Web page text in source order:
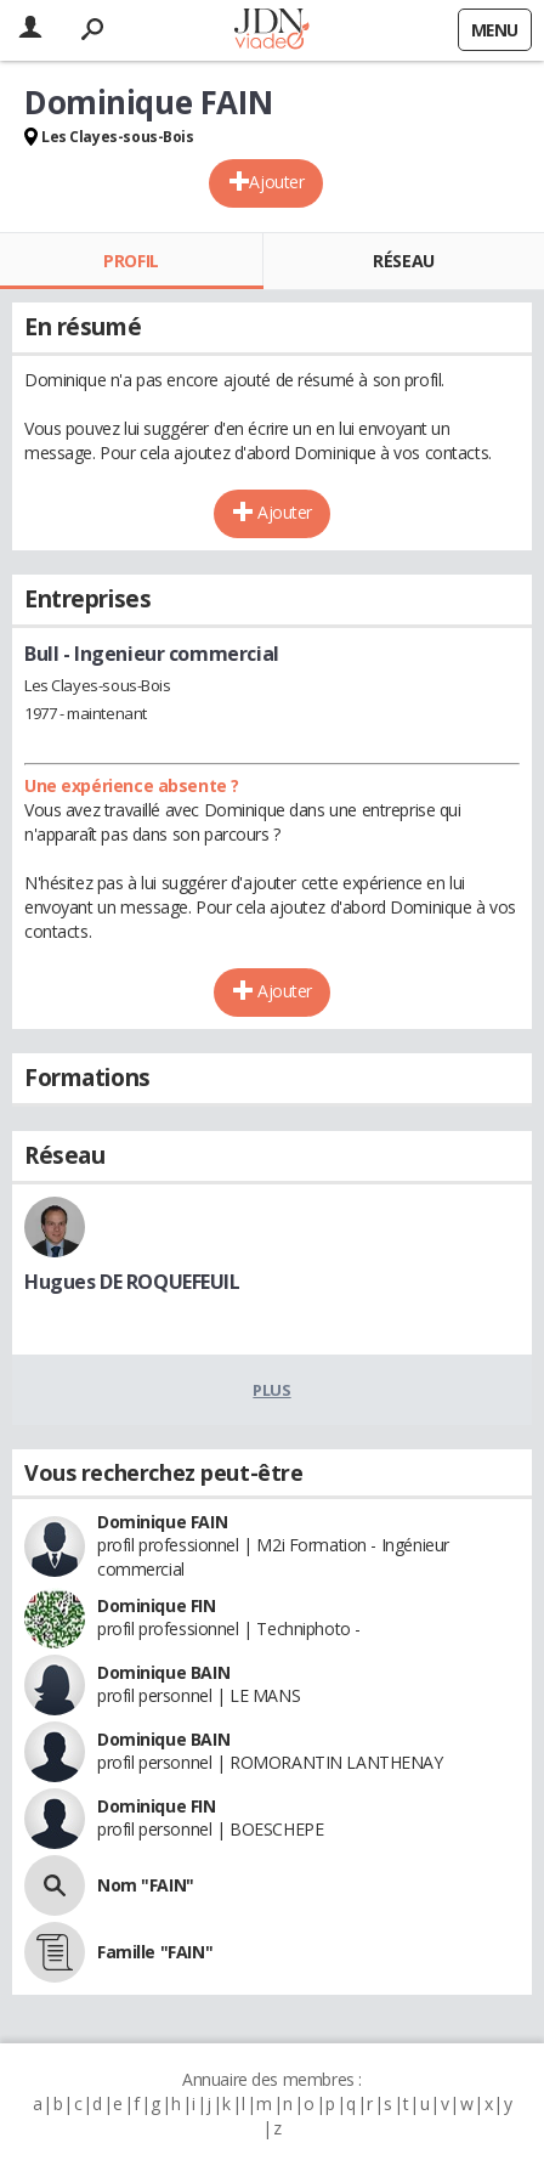
MENU
Ajouter
Dominique FAIN
Les Clayes-sous-Bois
PROFIL RÉSEAU
En résumé
Dominique n'a pas encore ajouté de résumé à son profil.
Vous pouvez lui suggérer d'en écrire un en lui envoyant un
message. Pour cela ajoutez d'abord Dominique à vos contacts.
Ajouter
Entreprises
Bull - Ingenieur commercial
Les Clayes-sous-Bois
1977 - maintenant
Une expérience absente ?
Vous avez travaillé avec Dominique dans une entreprise qui
n'apparaît pas dans son parcours ?
N'hésitez pas à lui suggérer d'ajouter cette expérience en lui
envoyant un message. Pour cela ajoutez d'abord Dominique à vos
contacts.
Ajouter
Formations
Réseau
Hugues DE ROQUEFEUIL
PLUS
Vous recherchez peut-être
Dominique FAIN
profil professionnel | M2i Formation - Ingénieur
commercial
Dominique FIN
profil professionnel | Techniphoto -
Dominique BAIN
profil personnel | LE MANS
Dominique BAIN
profil personnel | ROMORANTIN LANTHENAY
Dominique FIN
profil personnel | BOESCHEPE
Nom "FAIN"
Famille "FAIN"
Annuaire des membres :
a b c d e f g h i j k l m n o p q r s t u v w x y
z